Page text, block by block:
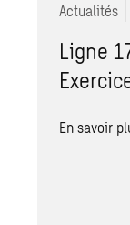
Actualités
Ligne
En savoir